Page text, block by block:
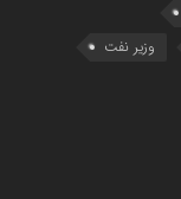
وزیر نفت